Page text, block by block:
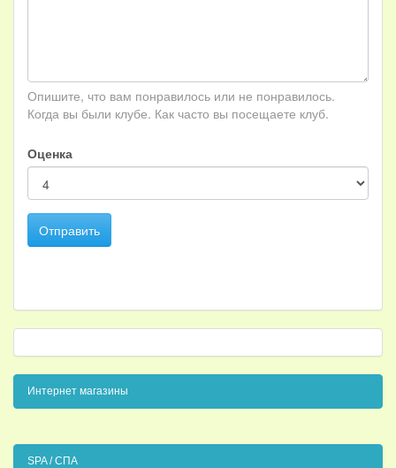
Опишите, что вам понравилось или не понравилось.
Когда вы были клубе. Как часто вы посещаете клуб.
Оценка
Отправить
Интернет магазины
SPA / СПА